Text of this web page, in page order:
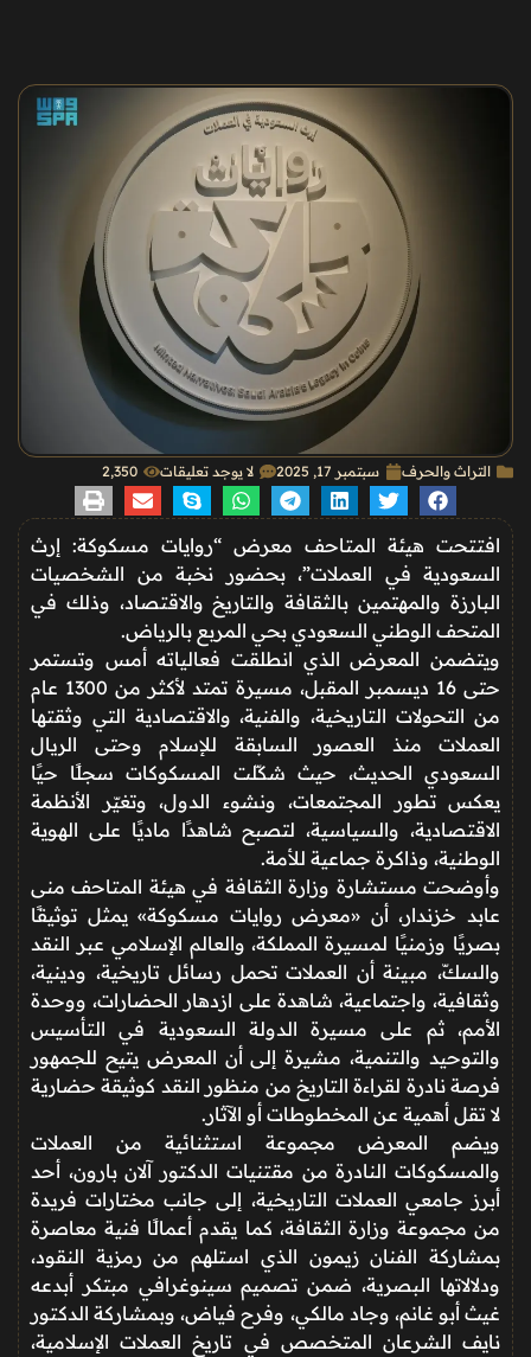
التراث والحرف سبتمبر 17, 2025 لا يوجد تعليقات 2٬350
افتتحت هيئة المتاحف معرض “روايات مسكوكة: إرث
السعودية في العملات”، بحضور نخبة من الشخصيات
البارزة والمهتمين بالثقافة والتاريخ والاقتصاد، وذلك في
المتحف الوطني السعودي بحي المربع بالرياض.
ويتضمن المعرض الذي انطلقت فعالياته أمس وتستمر
حتى 16 ديسمبر المقبل، مسيرة تمتد لأكثر من 1300 عام
من التحولات التاريخية، والفنية، والاقتصادية التي وثقتها
العملات منذ العصور السابقة للإسلام وحتى الريال
السعودي الحديث، حيث شكّلت المسكوكات سجلًا حيًا
يعكس تطور المجتمعات، ونشوء الدول، وتغيّر الأنظمة
الاقتصادية، والسياسية، لتصبح شاهدًا ماديًا على الهوية
الوطنية، وذاكرة جماعية للأمة.
وأوضحت مستشارة وزارة الثقافة في هيئة المتاحف منى
عابد خزندار، أن «معرض روايات مسكوكة» يمثل توثيقًا
بصريًا وزمنيًا لمسيرة المملكة، والعالم الإسلامي عبر النقد
والسكّ، مبينة أن العملات تحمل رسائل تاريخية، ودينية،
وثقافية، واجتماعية، شاهدة على ازدهار الحضارات، ووحدة
الأمم، ثم على مسيرة الدولة السعودية في التأسيس
والتوحيد والتنمية، مشيرة إلى أن المعرض يتيح للجمهور
فرصة نادرة لقراءة التاريخ من منظور النقد كوثيقة حضارية
لا تقل أهمية عن المخطوطات أو الآثار.
ويضم المعرض مجموعة استثنائية من العملات
والمسكوكات النادرة من مقتنيات الدكتور آلان بارون، أحد
أبرز جامعي العملات التاريخية، إلى جانب مختارات فريدة
من مجموعة وزارة الثقافة، كما يقدم أعمالًا فنية معاصرة
بمشاركة الفنان زيمون الذي استلهم من رمزية النقود،
ودلالاتها البصرية، ضمن تصميم سينوغرافي مبتكر أبدعه
غيث أبو غانم، وجاد مالكي، وفرح فياض، وبمشاركة الدكتور
نايف الشرعان المتخصص في تاريخ العملات الإسلامية،